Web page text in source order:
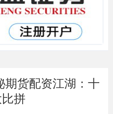
货配资江湖：十
拼